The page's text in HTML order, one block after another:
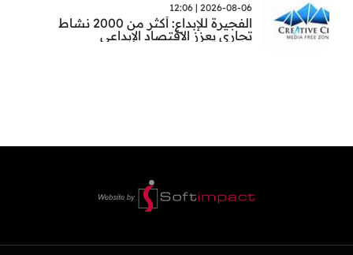
2026-08-06 | 12:06
الفجيرة للإبداع: أكثر من 2000 نشاط
تجاري يعزز الاقتصاد الإبداعي